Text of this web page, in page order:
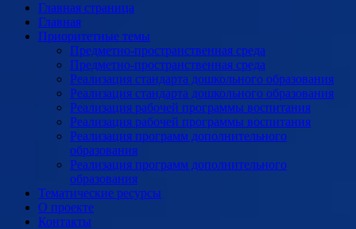
Главная страница
Главная
Приоритетные темы
Предметно-пространственная среда
Предметно-пространственная среда
Реализация стандарта дошкольного образования
Реализация стандарта дошкольного образования
Реализация рабочей программы воспитания
Реализация рабочей программы воспитания
Реализация программ дополнительного
образования
Реализация программ дополнительного
образования
Тематические ресурсы
О проекте
Контакты